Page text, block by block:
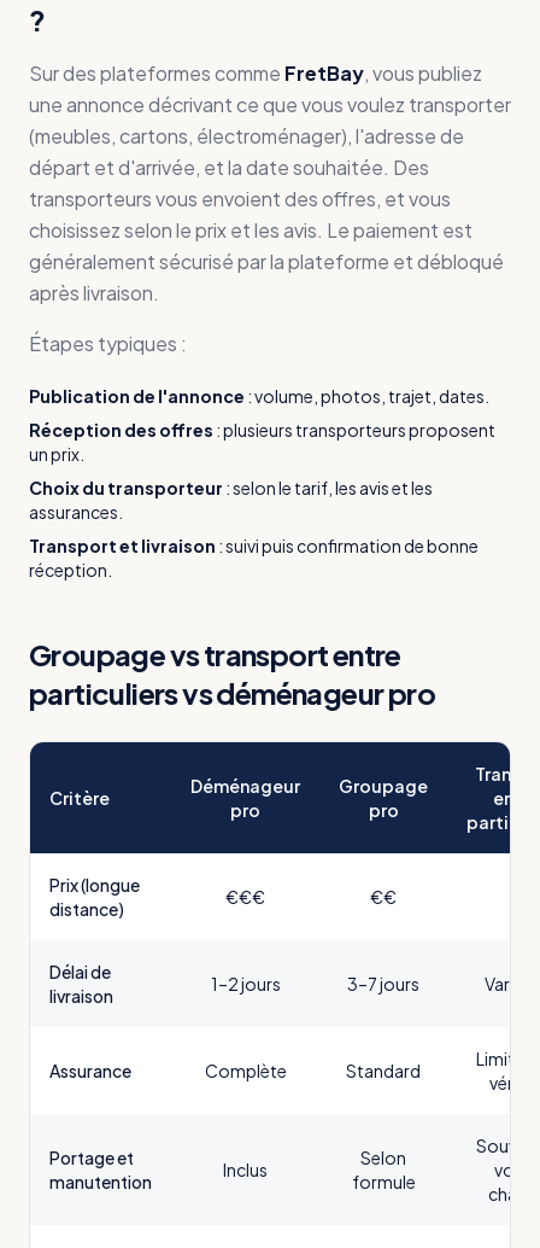
?
Sur des plateformes comme FretBay, vous publiez
une annonce décrivant ce que vous voulez transporter
(meubles, cartons, électroménager), l'adresse de
départ et d'arrivée, et la date souhaitée. Des
transporteurs vous envoient des offres, et vous
choisissez selon le prix et les avis. Le paiement est
généralement sécurisé par la plateforme et débloqué
après livraison.
Étapes typiques :
Publication de l'annonce :volume, photos, trajet, dates.
Réception des offres :plusieurs transporteurs proposent
un prix.
Choix du transporteur :selon le tarif, les avis et les
assurances.
Transport et livraison :suivi puis confirmation de bonne
réception.
Groupage vs transport entre
particuliers vs déménageur pro
Critère
Déménageur
pro
Groupage
pro
entre
Prix (longue
distance)
€€€ €€
Délai de
livraison
1–2 jours 3–7 jours
Assurance Complète Standard
Limitée
Portage et
manutention
Inclus
Selon
formule
votre